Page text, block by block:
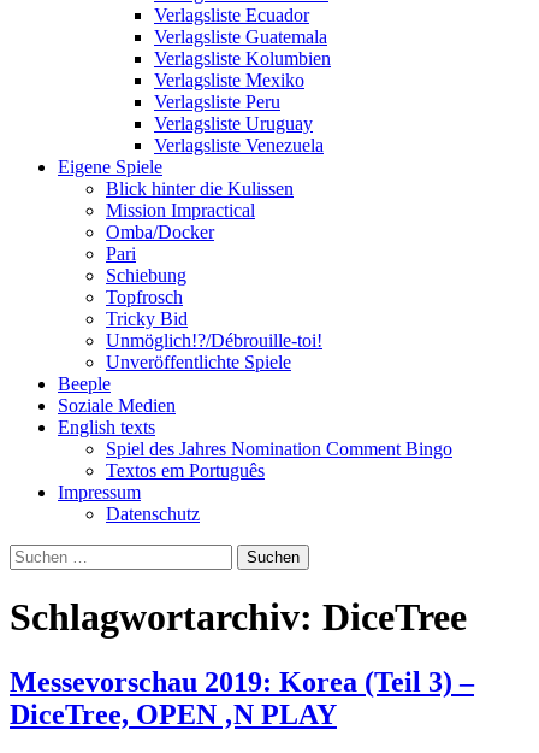
Verlagsliste Ecuador
Verlagsliste Guatemala
Verlagsliste Kolumbien
Verlagsliste Mexiko
Verlagsliste Peru
Verlagsliste Uruguay
Verlagsliste Venezuela
Eigene Spiele
Blick hinter die Kulissen
Mission Impractical
Omba/Docker
Pari
Schiebung
Topfrosch
Tricky Bid
Unmöglich!?/Débrouille-toi!
Unveröffentlichte Spiele
Beeple
Soziale Medien
English texts
Spiel des Jahres Nomination Comment Bingo
Textos em Português
Impressum
Datenschutz
Suchen
nach:
Schlagwortarchiv: DiceTree
Messevorschau 2019: Korea (Teil 3) –
DiceTree, OPEN ‚N PLAY